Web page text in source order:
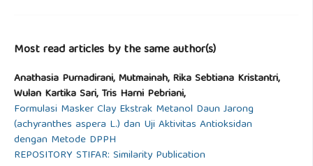
Most read articles by the same author(s)
Anathasia Purnadirani, Mutmainah, Rika Sebtiana Kristantri,
Wulan Kartika Sari, Tris Harni Pebriani,
Formulasi Masker Clay Ekstrak Metanol Daun Jarong
(achyranthes aspera L.) dan Uji Aktivitas Antioksidan
dengan Metode DPPH
REPOSITORY STIFAR: Similarity Publication